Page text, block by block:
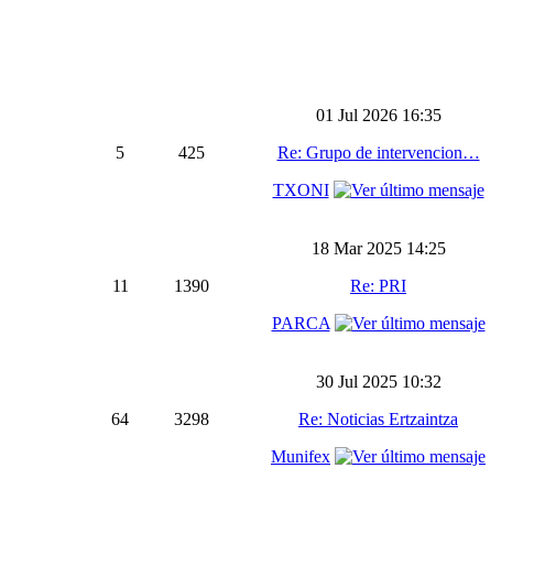
5 425
01 Jul 2026 16:35
Re: Grupo de intervencion…
TXONI
11 1390
18 Mar 2025 14:25
Re: PRI
PARCA
64 3298
30 Jul 2025 10:32
Re: Noticias Ertzaintza
Munifex